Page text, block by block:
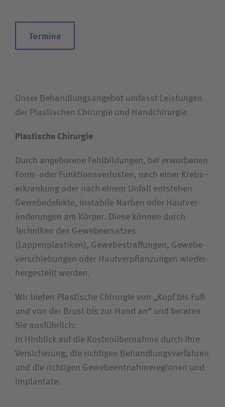
Termine
Unser Behandlungsangebot umfasst Leistungen
der Plastischen Chirurgie und Handchirurgie.
Plastische Chirurgie
Durch angeborene Fehl­bildungen, bei erworbenen
Form- oder Funktions­verlusten, nach einer Krebs­–
erkrankung oder nach einem Unfall entstehen
Gewebe­defekte, instabile Narben oder Haut­ver­
änderungen am Körper. Diese können durch
Techniken des Gewebe­ersatzes
(Lappenplastiken), Gewebe­straffungen, Gewebe­
verschiebungen oder Haut­ver­pflanzungen wieder­
her­gestellt werden.
Wir bieten Plastische Chirurgie von „Kopf bis Fuß
und von der Brust bis zur Hand an“ und beraten
Sie ausführlich:
in Hinblick auf die Kosten­übernahme durch Ihre
Versicherung, die richtigen Behandlungs­verfahren
und die richtigen Gewebe­entnahme­regionen und
Implantate.